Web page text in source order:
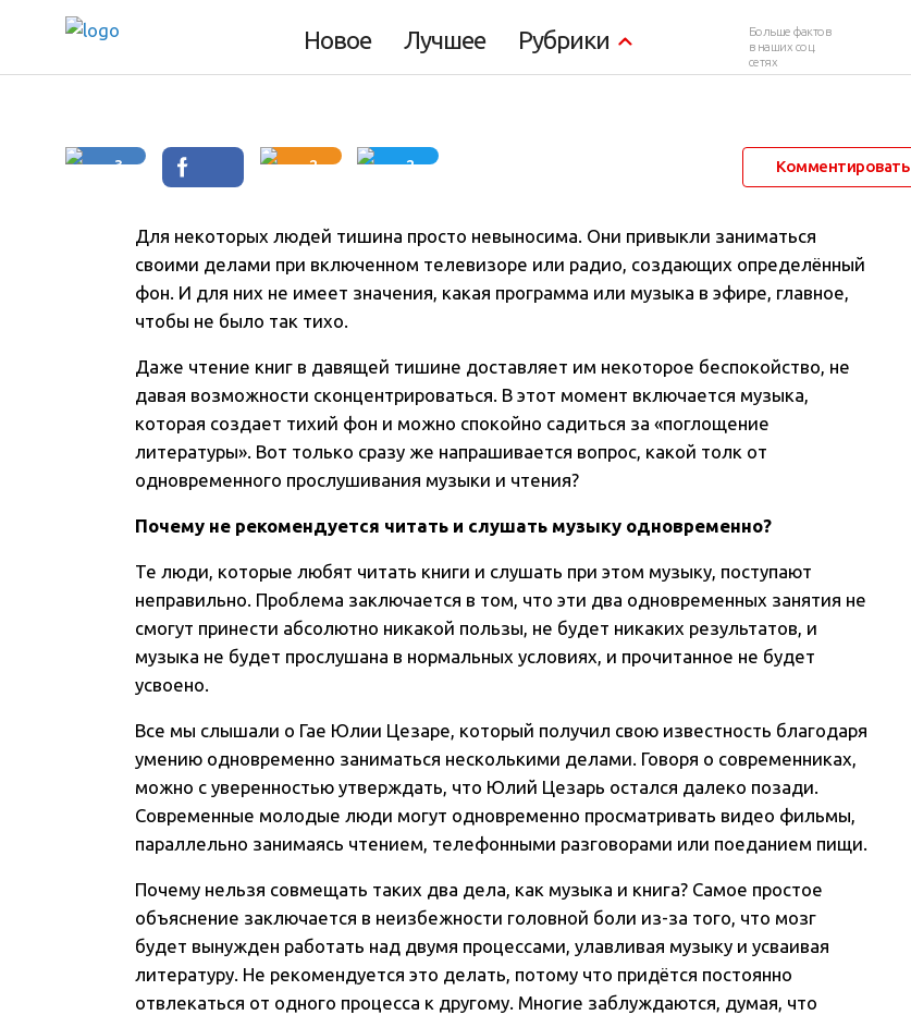
Новое Лучшее Рубрики
Больше фактов
в наших соц.
сетях
3 2 2 Комментировать
Для некоторых людей тишина просто невыносима. Они привыкли заниматься
своими делами при включенном телевизоре или радио, создающих определённый
фон. И для них не имеет значения, какая программа или музыка в эфире, главное,
чтобы не было так тихо.
Даже чтение книг в давящей тишине доставляет им некоторое беспокойство, не
давая возможности сконцентрироваться. В этот момент включается музыка,
которая создает тихий фон и можно спокойно садиться за «поглощение
литературы». Вот только сразу же напрашивается вопрос, какой толк от
одновременного прослушивания музыки и чтения?
Почему не рекомендуется читать и слушать музыку одновременно?
Те люди, которые любят читать книги и слушать при этом музыку, поступают
неправильно. Проблема заключается в том, что эти два одновременных занятия не
смогут принести абсолютно никакой пользы, не будет никаких результатов, и
музыка не будет прослушана в нормальных условиях, и прочитанное не будет
усвоено.
Все мы слышали о Гае Юлии Цезаре, который получил свою известность благодаря
умению одновременно заниматься несколькими делами. Говоря о современниках,
можно с уверенностью утверждать, что Юлий Цезарь остался далеко позади.
Современные молодые люди могут одновременно просматривать видео фильмы,
параллельно занимаясь чтением, телефонными разговорами или поеданием пищи.
Почему нельзя совмещать таких два дела, как музыка и книга? Самое простое
объяснение заключается в неизбежности головной боли из-за того, что мозг
будет вынужден работать над двумя процессами, улавливая музыку и усваивая
литературу. Не рекомендуется это делать, потому что придётся постоянно
отвлекаться от одного процесса к другому. Многие заблуждаются, думая, что